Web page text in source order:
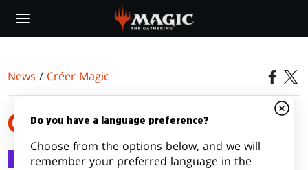
main
News / Créer Magic
CONCEPT ET EXÉCUTION
Créer Magic 19 oct. 2015
Do you have a language preference?
Choose from the options below, and we will
remember your preferred language in the